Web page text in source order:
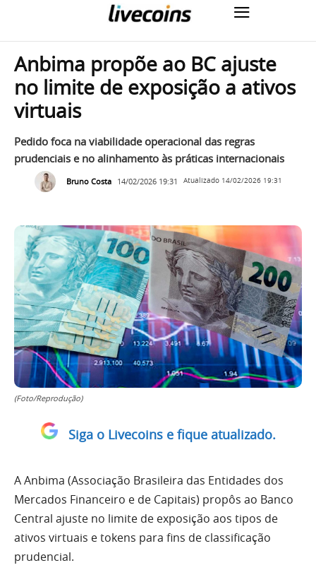
Anbima propõe ao BC ajuste
no limite de exposição a ativos
virtuais
Pedido foca na viabilidade operacional das regras
prudenciais e no alinhamento às práticas internacionais
Bruno Costa 14/02/2026 19:31 Atualizado 14/02/2026 19:31
(Foto/Reprodução)
Siga o Livecoins e fique atualizado.
A Anbima (Associação Brasileira das Entidades dos
Mercados Financeiro e de Capitais) propôs ao Banco
Central ajuste no limite de exposição aos tipos de
ativos virtuais e tokens para fins de classificação
prudencial.